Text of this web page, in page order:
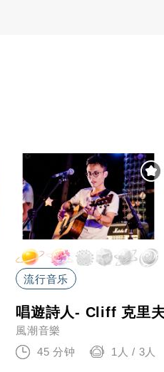
流行音乐
唱遊詩人- Cliff 克里
風潮音樂
45 分钟
1人 / 3人